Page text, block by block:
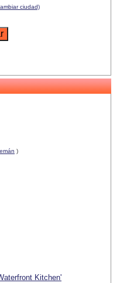
ciudad)
)
Kitchen'